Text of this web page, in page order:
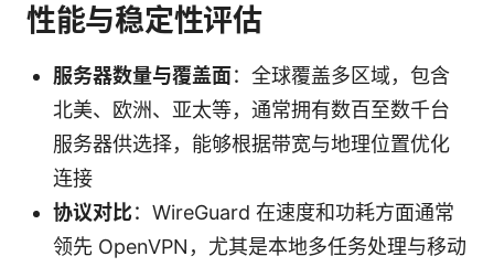
性能与稳定性评估
服务器数量与覆盖面：全球覆盖多区域，包含
北美、欧洲、亚太等，通常拥有数百至数千台
服务器供选择，能够根据带宽与地理位置优化
连接
协议对比：WireGuard 在速度和功耗方面通常
领先 OpenVPN，尤其是本地多任务处理与移动